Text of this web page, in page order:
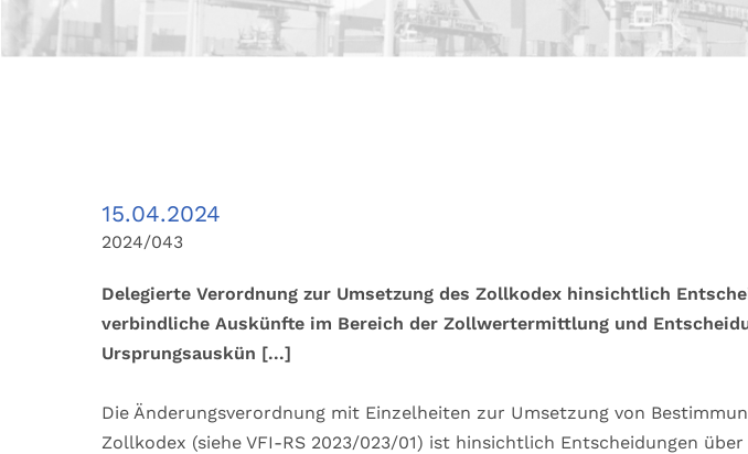
15.04.2024
2024/043
Delegierte Verordnung zur Umsetzung des Zollkodex hinsichtlich
verbindliche Auskünfte im Bereich der Zollwertermittlung und
Ursprungsauskün [...]
Die Änderungsverordnung mit Einzelheiten zur Umsetzung von
Zollkodex (siehe VFI-RS 2023/023/01) ist hinsichtlich Entscheidungen